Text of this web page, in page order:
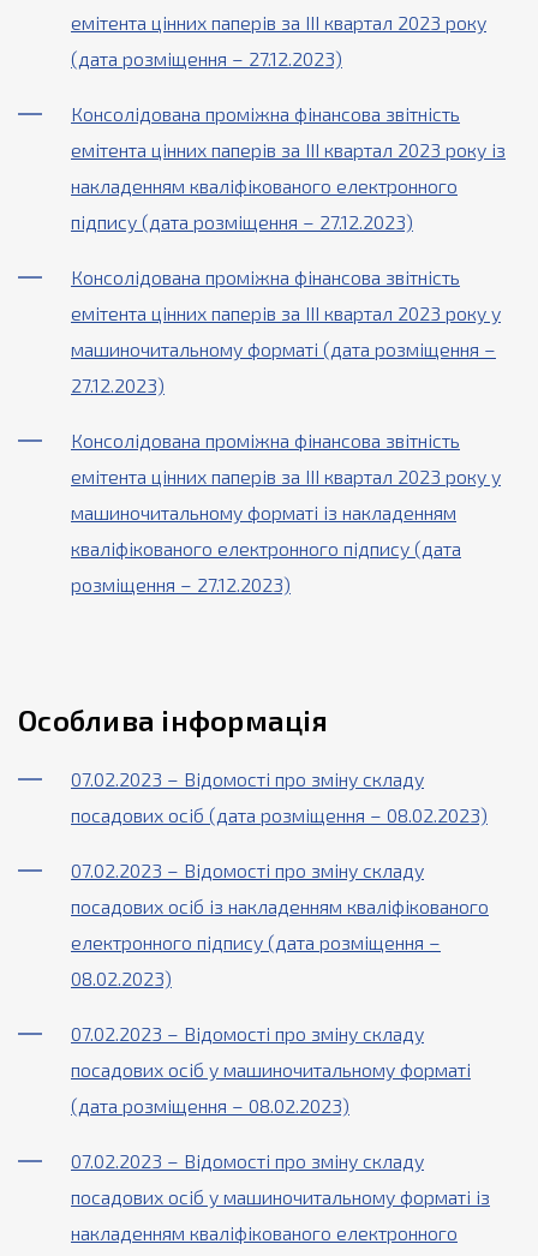
емітента цінних паперів за ІІІ квартал 2023 року
(дата розміщення – 27.12.2023)
Консолідована проміжна фінансова звітність
емітента цінних паперів за ІІІ квартал 2023 року із
накладенням кваліфікованого електронного
підпису (дата розміщення – 27.12.2023)
Консолідована проміжна фінансова звітність
емітента цінних паперів за ІІІ квартал 2023 року у
машиночитальному форматі (дата розміщення –
27.12.2023)
Консолідована проміжна фінансова звітність
емітента цінних паперів за ІІІ квартал 2023 року у
машиночитальному форматі із накладенням
кваліфікованого електронного підпису (дата
розміщення – 27.12.2023)
Особлива інформація
07.02.2023 – Відомості про зміну складу
посадових осіб (дата розміщення – 08.02.2023)
07.02.2023 – Відомості про зміну складу
посадових осіб із накладенням кваліфікованого
електронного підпису (дата розміщення –
08.02.2023)
07.02.2023 – Відомості про зміну складу
посадових осіб у машиночитальному форматі
(дата розміщення – 08.02.2023)
07.02.2023 – Відомості про зміну складу
посадових осіб у машиночитальному форматі із
накладенням кваліфікованого електронного